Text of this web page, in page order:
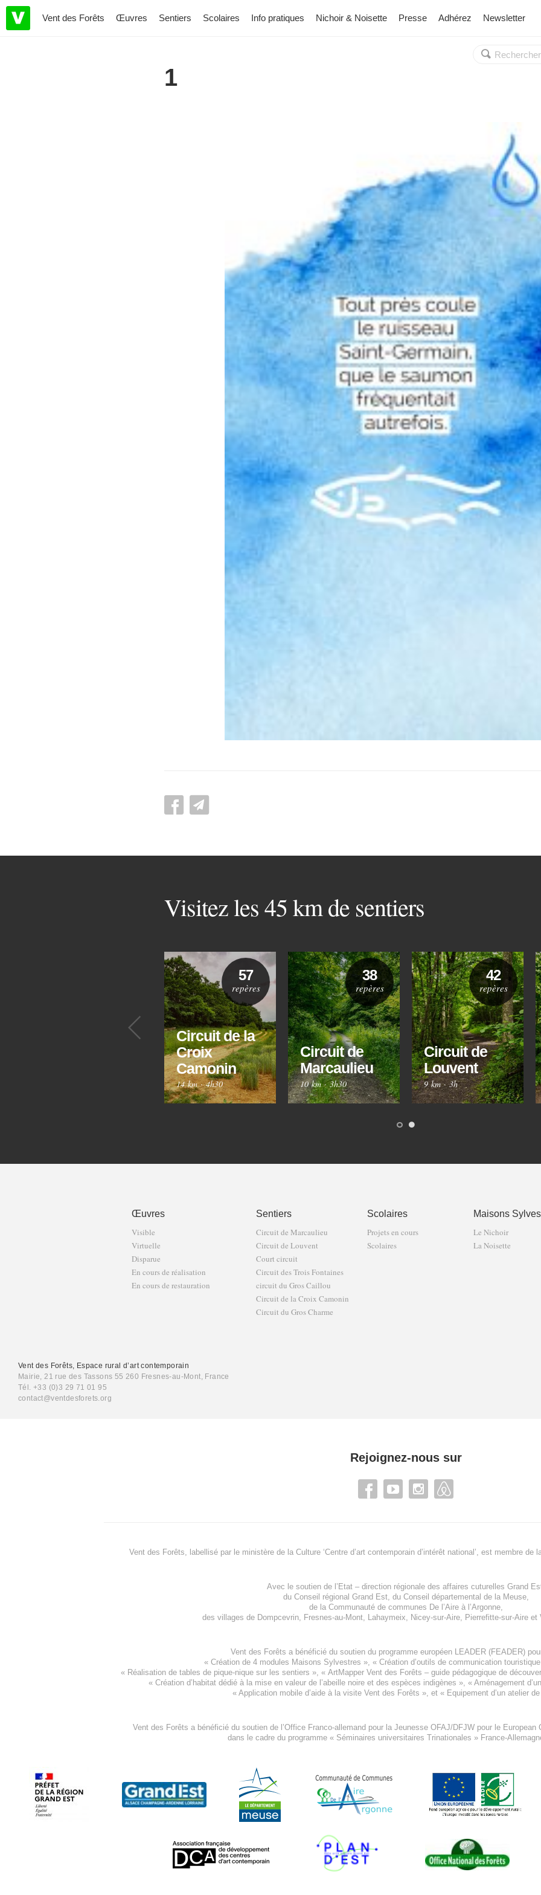
Vent des Forêts Œuvres Sentiers Scolaires Info pratiques Nichoir & Noisette Presse Adhérez Newsletter
Rechercher :
OK
1
Visitez les 45 km de sentiers
Précédent
Circuit de la
Croix
Camonin
14 km·4h30
57
repères
Circuit de
Marcaulieu
10 km·3h30
38
repères
Circuit de
Louvent
9 km·3h
42
repères
Œuvres
Visible
Virtuelle
Disparue
En cours de réalisation
En cours de restauration
Sentiers
Circuit de Marcaulieu
Circuit de Louvent
Court circuit
Circuit des Trois Fontaines
circuit du Gros Caillou
Circuit de la Croix Camonin
Circuit du Gros Charme
Scolaires
Projets en cours
Scolaires
Maisons
Le Nichoir
La Noisette
Vent des Forêts, Espace rural d’art contemporain
Mairie, 21 rue des Tassons 55 260 Fresnes-au-Mont, France
Tél. +33 (0)3 29 71 01 95
contact@ventdesforets.org
Rejoignez-nous sur
Vent des Forêts, labellisé par le ministère de la Culture ‘Centre d’art contemporain d’intérêt national’, est membre de
Avec le soutien de l’ Etat – direction régionale des affaires cuturelles Grand
du Conseil régional Grand Est, du Conseil départemental de la Meuse,
de la Communauté de communes De l’Aire à l’Argonne,
des villages de Dompcevrin, Fresnes-au-Mont, Lahaymeix, Nicey-sur-Aire, Pierrefitte-sur-Aireet
Vent des Forêts a bénéficié du soutien du programme européen LEADER (FEADER)
« Création de 4 modules Maisons Sylvestres », « Création d’outils de communication
« Réalisation de tables de pique-nique sur les sentiers », « ArtMapper Vent des Forêts – guide pédagogique de
« Création d’habitat dédié à la mise en valeur de l’abeille noire et des espèces indigènes », « Aménagement
« Application mobile d’aide à la visite Vent des Forêts », et « Equipement d’un atelier
Vent des Forêts a bénéficié du soutien de l’Office Franco-allemand pour la Jeunesse OFAJ/DFJW pour le European
dans le cadre du programme « Séminaires universitaires Trinationales » France-